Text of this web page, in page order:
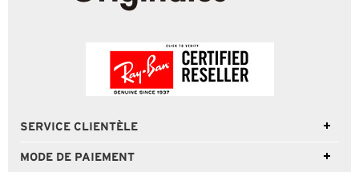
SERVICE CLIENTÈLE
MODE DE PAIEMENT